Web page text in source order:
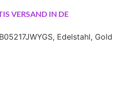
VERSAND IN DE
Edelstahl, Gold